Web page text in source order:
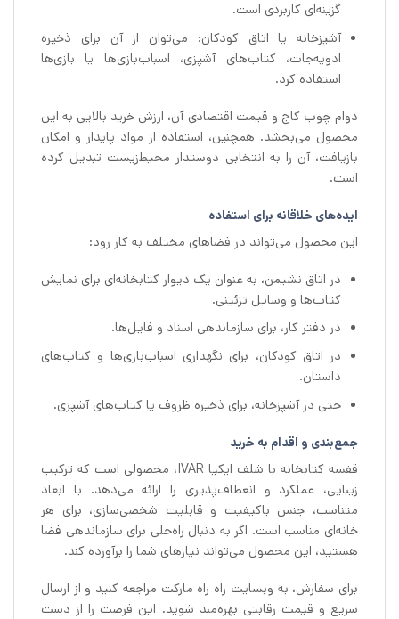
گزینه‌ای کاربردی است.
آشپزخانه یا اتاق کودکان: می‌توان از آن برای ذخیره
ادویه‌جات، کتاب‌های آشپزی، اسباب‌بازی‌ها یا بازی‌ها
استفاده کرد.
دوام چوب کاج و قیمت اقتصادی آن، ارزش خرید بالایی به این
محصول می‌بخشد. همچنین، استفاده از مواد پایدار و امکان
بازیافت، آن را به انتخابی دوستدار محیط‌زیست تبدیل کرده
است.
ایده‌های خلاقانه برای استفاده
این محصول می‌تواند در فضاهای مختلف به کار رود:
در اتاق نشیمن، به عنوان یک دیوار کتابخانه‌ای برای نمایش
کتاب‌ها و وسایل تزئینی.
در دفتر کار، برای سازماندهی اسناد و فایل‌ها.
در اتاق کودکان، برای نگهداری اسباب‌بازی‌ها و کتاب‌های
داستان.
حتی در آشپزخانه، برای ذخیره ظروف یا کتاب‌های آشپزی.
جمع‌بندی و اقدام به خرید
قفسه کتابخانه با شلف ایکیا IVAR، محصولی است که ترکیب
زیبایی، عملکرد و انعطاف‌پذیری را ارائه می‌دهد. با ابعاد
متناسب، جنس باکیفیت و قابلیت شخصی‌سازی، برای هر
خانه‌ای مناسب است. اگر به دنبال راه‌حلی برای سازماندهی فضا
هستید، این محصول می‌تواند نیازهای شما را برآورده کند.
برای سفارش، به وبسایت راه راه مارکت مراجعه کنید و از ارسال
سریع و قیمت رقابتی بهره‌مند شوید. این فرصت را از دست